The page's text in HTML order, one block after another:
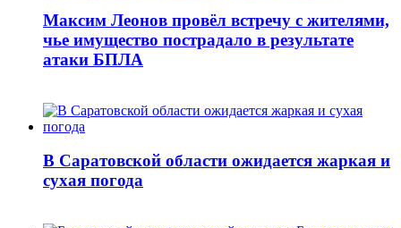
Максим Леонов провёл встречу с жителями,
чье имущество пострадало в результате
атаки БПЛА
В Саратовской области ожидается жаркая и
сухая погода